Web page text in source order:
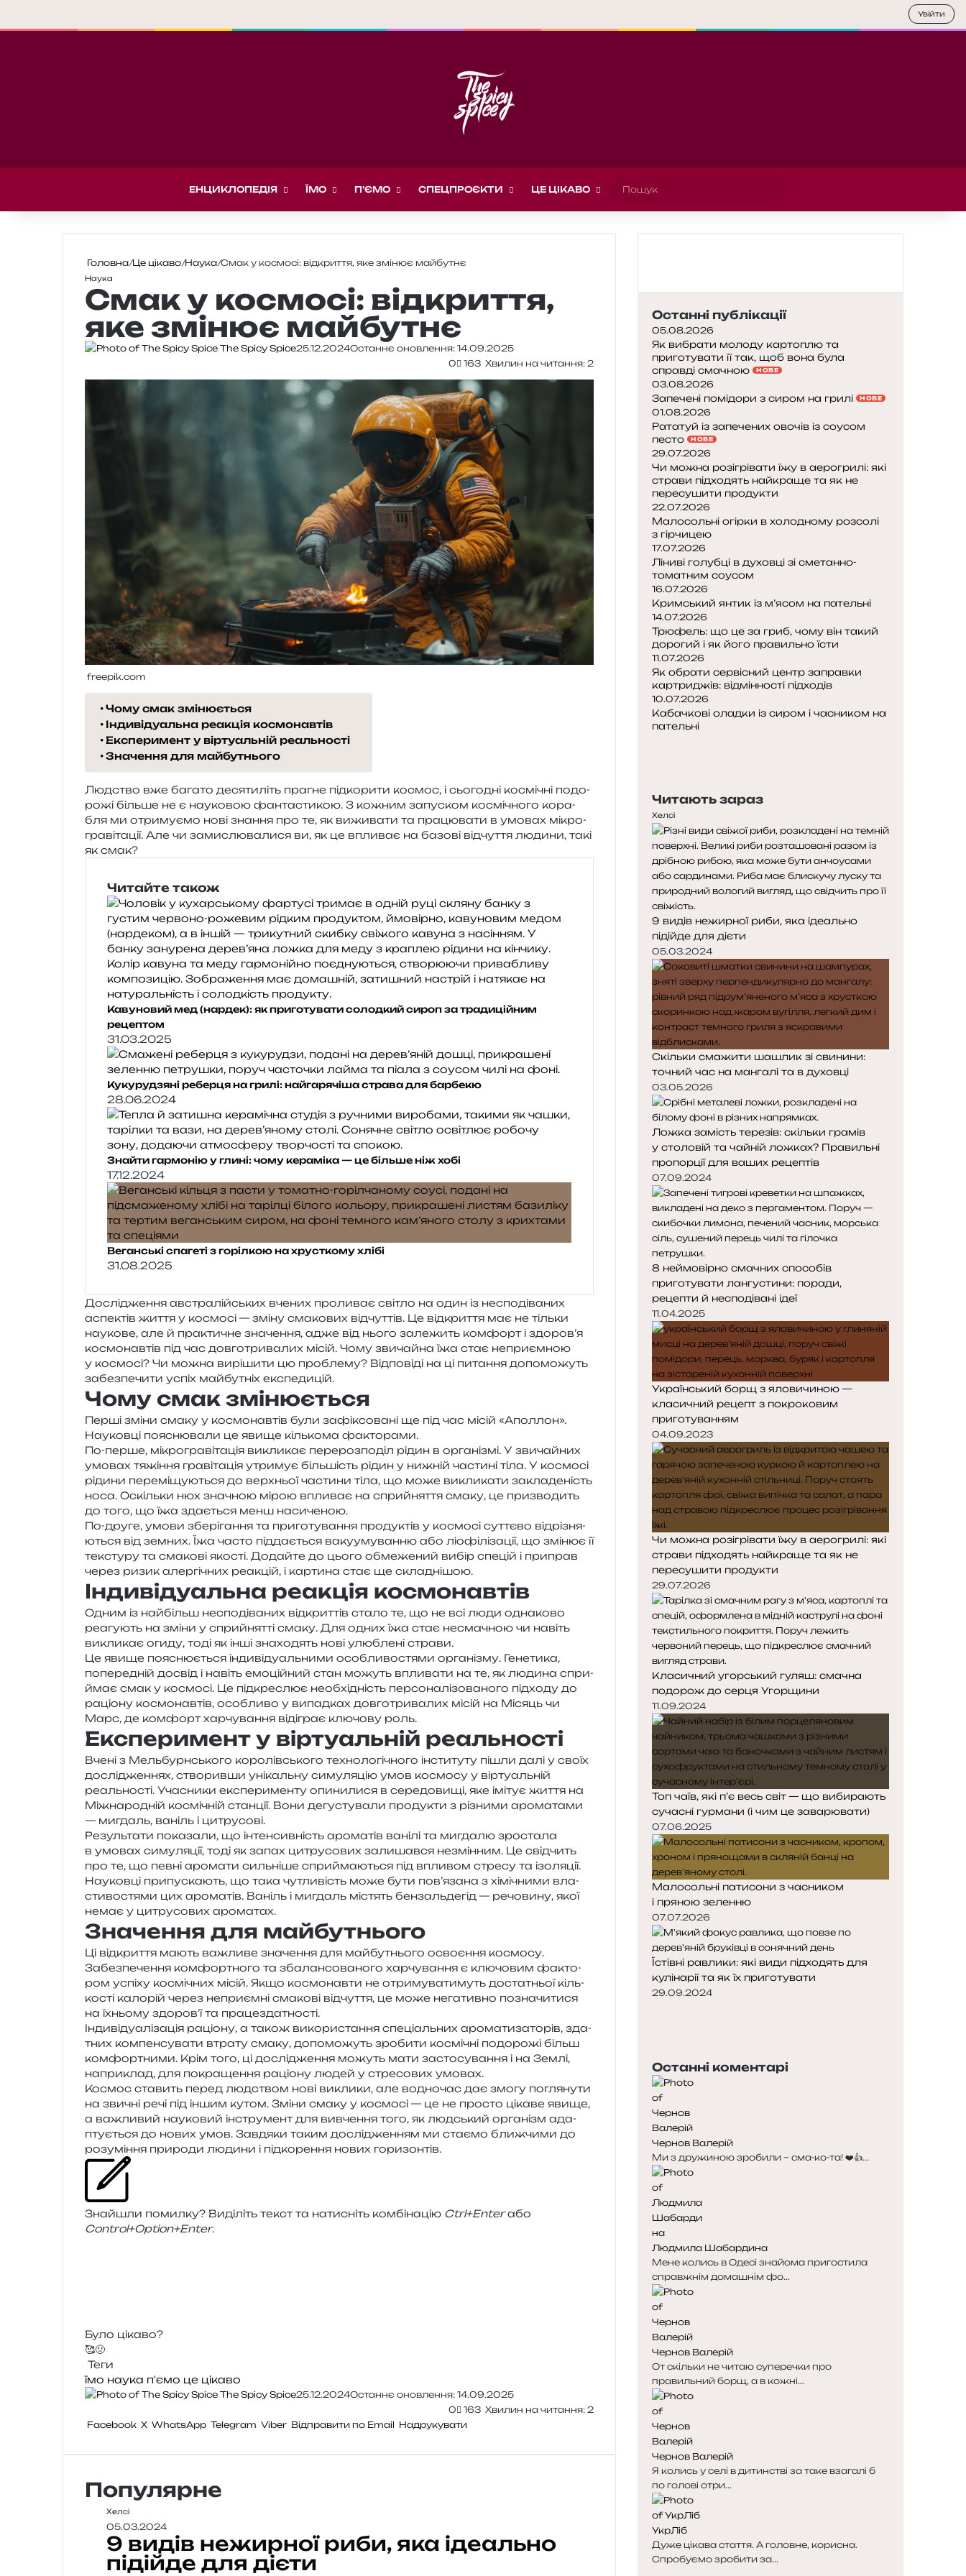
ЕНЦИКЛОПЕДІЯ ЇМО П’ЄМО СПЕЦПРОЄКТИ ЦЕ ЦІКАВО
Головна/Це цікаво/Наука/Смак у космосі: відкриття, яке змінює майбутнє
Наука
Смак у космосі: відкриття,
яке змінює майбутнє
The Spicy Spice25.12.2024Останнє оновлення: 14.09.2025
0
163 Хвилин на читання: 2
freepik.com
Чому смак змінюється
Індивідуальна реакція космонавтів
Експеримент у віртуальній реальності
Значення для майбутнього
Людство вже бага­то деся­ти­літь пра­гне під­ко­ри­ти космос, і сьо­го­дні космі­чні подо­
ро­жі біль­ше не є нау­ко­вою фан­та­сти­кою. З кожним запу­ском космі­чно­го кора­
бля ми отри­му­є­мо нові зна­н­ня про те, як вижи­ва­ти та пра­цю­ва­ти в умо­вах мікро­
гра­ві­та­ції. Але чи зами­слю­ва­ли­ся ви, як це впли­ває на базо­ві від­чу­т­тя люди­ни, такі
як смак?
Читайте також
Кавуновий мед (нардек): як приготувати солодкий сироп за традиційним
рецептом
31.03.2025
Кукурудзяні реберця на грилі: найгарячіша страва для барбекю
28.06.2024
Знайти гармонію у глині: чому кераміка — це більше ніж хобі
17.12.2024
Веганські спагеті з горілкою на хрусткому хлібі
31.08.2025
Дослідження австра­лій­ських вче­них про­ли­ває сві­тло на один із неспо­ді­ва­них
аспе­ктів життя у космо­сі — зміну сма­ко­вих від­чут­тів. Це від­кри­т­тя має не тіль­ки
нау­ко­ве, але й пра­кти­чне зна­че­н­ня, адже від нього зале­жить ком­форт і здоров’я
космо­нав­тів під час дов­го­три­ва­лих місій. Чому зви­чай­на їжа стає непри­єм­ною
у космо­сі? Чи можна вирі­ши­ти цю про­бле­му? Відповіді на ці пита­н­ня допо­мо­жуть
забез­пе­чи­ти успіх май­бу­тніх експедицій.
Чому смак змінюється
Перші зміни смаку у космо­нав­тів були зафі­ксо­ва­ні ще під час місій «Аполлон».
Науковці поясню­ва­ли це явище кіль­ко­ма факторами.
По-перше, мікро­гра­ві­та­ція викли­кає пере­роз­по­діл рідин в орга­ні­змі. У зви­чай­них
умо­вах тяжі­н­ня гра­ві­та­ція утри­мує біль­шість рідин у нижній части­ні тіла. У космо­сі
ріди­ни пере­мі­щу­ю­ться до верх­ньої части­ни тіла, що може викли­ка­ти закла­де­ність
носа. Оскільки нюх зна­чною мірою впли­ває на сприйня­т­тя смаку, це при­зво­дить
до того, що їжа зда­є­ться менш насиченою.
По-друге, умови збе­рі­га­н­ня та при­го­ту­ва­н­ня про­ду­ктів у космо­сі сут­тє­во від­рі­зня­
ю­ться від зем­них. Їжа часто під­да­є­ться ваку­у­му­ван­ню або ліо­фі­лі­за­ції, що змі­нює її
текс­ту­ру та сма­ко­ві яко­сті. Додайте до цього обме­же­ний вибір спе­цій і при­прав
через ризик алер­гі­чних реа­кцій, і кар­ти­на стає ще складнішою.
Індивідуальна реакція космонавтів
Одним із най­більш неспо­ді­ва­них від­крит­тів стало те, що не всі люди одна­ко­во
реа­гу­ють на зміни у сприйнят­ті смаку. Для одних їжа стає несма­чною чи навіть
викли­кає огиду, тоді як інші зна­хо­дять нові улю­бле­ні страви.
Це явище поясню­є­ться інди­ві­ду­аль­ни­ми осо­бли­во­стя­ми орга­ні­зму. Генетика,
попе­ре­дній досвід і навіть емо­цій­ний стан можуть впли­ва­ти на те, як люди­на спри­
ймає смак у космо­сі. Це під­кре­слює необ­хі­дність пер­со­на­лі­зо­ва­но­го під­хо­ду до
раціо­ну космо­нав­тів, осо­бли­во у випад­ках дов­го­три­ва­лих місій на Місяць чи
Марс, де ком­форт хар­чу­ва­н­ня віді­грає клю­чо­ву роль.
Експеримент у віртуальній реальності
Вчені з Мельбурнського коро­лів­сько­го техно­ло­гі­чно­го інсти­ту­ту пішли далі у своїх
дослі­дже­н­нях, ство­рив­ши уні­каль­ну симу­ля­цію умов космо­су у вір­ту­аль­ній
реаль­но­сті. Учасники екс­пе­ри­мен­ту опи­ни­ли­ся в сере­до­ви­щі, яке імі­тує життя на
Міжнародній космі­чній стан­ції. Вони дегу­сту­ва­ли про­ду­кти з різни­ми аро­ма­та­ми
— мигдаль, ваніль і цитрусові.
Результати пока­за­ли, що інтен­сив­ність аро­ма­тів вані­лі та мигда­лю зро­ста­ла
в умо­вах симу­ля­ції, тоді як запах цитру­со­вих зали­шав­ся незмін­ним. Це свід­чить
про те, що певні аро­ма­ти силь­ні­ше спри­йма­ю­ться під впли­вом стре­су та ізо­ля­ції.
Науковці при­пу­ска­ють, що така чутли­вість може бути пов’язана з хімі­чни­ми вла­
сти­во­стя­ми цих аро­ма­тів. Ваніль і мигдаль містять бен­заль­де­гід — речо­ви­ну, якої
немає у цитру­со­вих ароматах.
Значення для майбутнього
Ці від­кри­т­тя мають важли­ве зна­че­н­ня для май­бу­тньо­го осво­є­н­ня космо­су.
Забезпечення ком­фор­тно­го та зба­лан­со­ва­но­го хар­чу­ва­н­ня є клю­чо­вим факто­
ром успі­ху космі­чних місій. Якщо космо­нав­ти не отри­му­ва­ти­муть доста­тньої кіль­
ко­сті кало­рій через непри­єм­ні сма­ко­ві від­чу­т­тя, це може нега­тив­но позна­чи­ти­ся
на їхньо­му здоров’ї та працездатності.
Індивідуалізація раціо­ну, а також вико­ри­ста­н­ня спе­ці­аль­них аро­ма­ти­за­то­рів, зда­
тних ком­пен­су­ва­ти втра­ту смаку, допо­мо­жуть зро­би­ти космі­чні подо­ро­жі більш
ком­фор­тни­ми. Крім того, ці дослі­дже­н­ня можуть мати засто­су­ва­н­ня і на Землі,
напри­клад, для покра­ще­н­ня раціо­ну людей у стре­со­вих умовах.
Космос ста­вить перед люд­ством нові викли­ки, але водно­час дає змогу погля­ну­ти
на зви­чні речі під іншим кутом. Зміни смаку у космо­сі — це не про­сто ціка­ве явище,
а важли­вий нау­ко­вий інстру­мент для вивче­н­ня того, як люд­ський орга­нізм ада­
пту­є­ться до нових умов. Завдяки таким дослі­дже­н­ням ми ста­є­мо ближ­чи­ми до
розу­мі­н­ня при­ро­ди люди­ни і під­ко­ре­н­ня нових горизонтів.
Знайшли помил­ку? Виділіть текст та нати­сніть ком­бі­на­цію Ctrl+Enterабо
Control+Option+Enter.
Було цікаво?
🥰🤢
Теги
їмо наука п'ємо це цікаво
The Spicy Spice25.12.2024Останнє оновлення: 14.09.2025
0
163 Хвилин на читання: 2
Facebook X WhatsApp Telegram Viber Відправити по Email Надрукувати
Популярне
Хелсі
05.03.2024
9 видів нежирної риби, яка ідеально
підійде для дієти
Останні публікації
05.08.2026
Як вибрати молоду картоплю та
приготувати її так, щоб вона була
справді смачною
НОВЕ
03.08.2026
Запечені помідори з сиром на грилі НОВЕ
01.08.2026
Рататуй із запечених овочів із соусом
песто
НОВЕ
29.07.2026
Чи можна розігрівати їжу в аерогрилі: які
страви підходять найкраще та як не
пересушити продукти
22.07.2026
Малосольні огірки в холодному розсолі
з гірчицею
17.07.2026
Ліниві голубці в духовці зі сметанно-
томатним соусом
16.07.2026
Кримський янтик із м’ясом на пательні
14.07.2026
Трюфель: що це за гриб, чому він такий
дорогий і як його правильно їсти
11.07.2026
Як обрати сервісний центр заправки
картриджів: відмінності підходів
10.07.2026
Кабачкові оладки із сиром і часником на
пательні
Читають зараз
Хелсі
9 видів нежирної риби, яка ідеально
підійде для дієти
05.03.2024
Скільки смажити шашлик зі свинини:
точний час на мангалі та в духовці
03.05.2026
Ложка замість терезів: скільки грамів
у столовій та чайній ложках? Правильні
пропорції для ваших рецептів
07.09.2024
8 неймовірно смачних способів
приготувати лангустини: поради,
рецепти й несподівані ідеї
11.04.2025
Український борщ з яловичиною —
класичний рецепт з покроковим
приготуванням
04.09.2023
Чи можна розігрівати їжу в аерогрилі: які
страви підходять найкраще та як не
пересушити продукти
29.07.2026
Класичний угорський гуляш: смачна
подорож до серця Угорщини
11.09.2024
Топ чаїв, які п’є весь світ — що вибирають
сучасні гурмани (і чим це заварювати)
07.06.2025
Малосольні патисони з часником
і пряною зеленню
07.07.2026
Їстівні равлики: які види підходять для
кулінарії та як їх приготувати
29.09.2024
Останні коментарі
Чернов Валерій
Ми з дружиною зробили – сма-ко-та! ❤️👍...
Людмила Шабардина
Мене колись в Одесі знайома пригостила
справжнім домашнім фо...
Чернов Валерій
От скільки не читаю суперечки про
правильний борщ, а в кожні...
Чернов Валерій
Я колись у селі в дитинстві за таке взагалі б
по голові отри...
УкрЛіб
Дуже цікава стаття. А головне, корисна.
Спробуємо зробити за...
Увійти